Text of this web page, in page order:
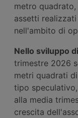
metro
assetti
nell'ambito di
Nello sviluppo
trimestre 2026
metri quadrati
tipo
alla media
crescita